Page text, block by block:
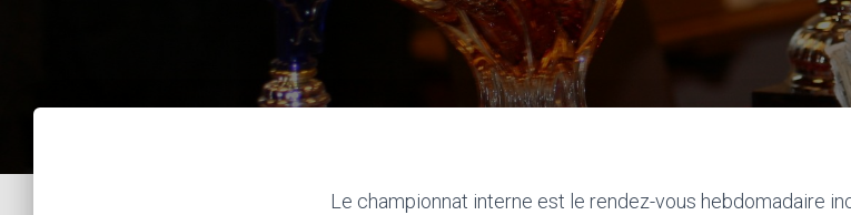
Le championnat interne est le rendez-vous hebdomadaire